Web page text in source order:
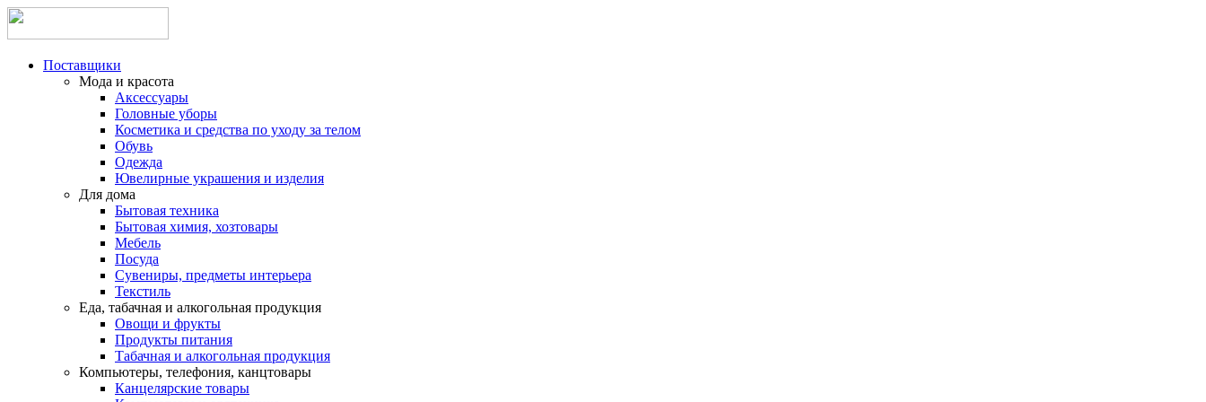
Поставщики
Мода и красота
Аксессуары
Головные уборы
Косметика и средства по уходу за телом
Обувь
Одежда
Ювелирные украшения и изделия
Для дома
Бытовая техника
Бытовая химия, хозтовары
Мебель
Посуда
Сувениры, предметы интерьера
Текстиль
Еда, табачная и алкогольная продукция
Овощи и фрукты
Продукты питания
Табачная и алкогольная продукция
Компьютеры, телефония, канцтовары
Канцелярские товары